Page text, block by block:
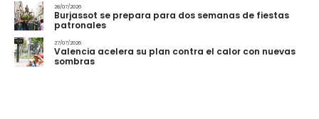
28/07/2026
Burjassot se prepara para dos semanas de fiestas
patronales
27/07/2026
Valencia acelera su plan contra el calor con nuevas
sombras